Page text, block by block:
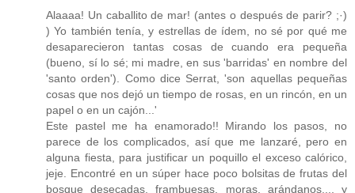
Alaaaa! Un caballito de mar! (antes o después de parir? ;·)
) Yo también tenía, y estrellas de ídem, no sé por qué me
desaparecieron tantas cosas de cuando era pequeña
(bueno, sí lo sé; mi madre, en sus 'barridas' en nombre del
'santo orden'). Como dice Serrat, 'son aquellas pequeñas
cosas que nos dejó un tiempo de rosas, en un rincón, en un
papel o en un cajón...'
Este pastel me ha enamorado!! Mirando los pasos, no
parece de los complicados, así que me lanzaré, pero en
alguna fiesta, para justificar un poquillo el exceso calórico,
jeje. Encontré en un súper hace poco bolsitas de frutas del
bosque desecadas, frambuesas, moras, arándanos..., y